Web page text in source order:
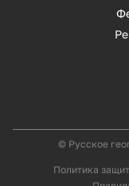
© Русское
Политика